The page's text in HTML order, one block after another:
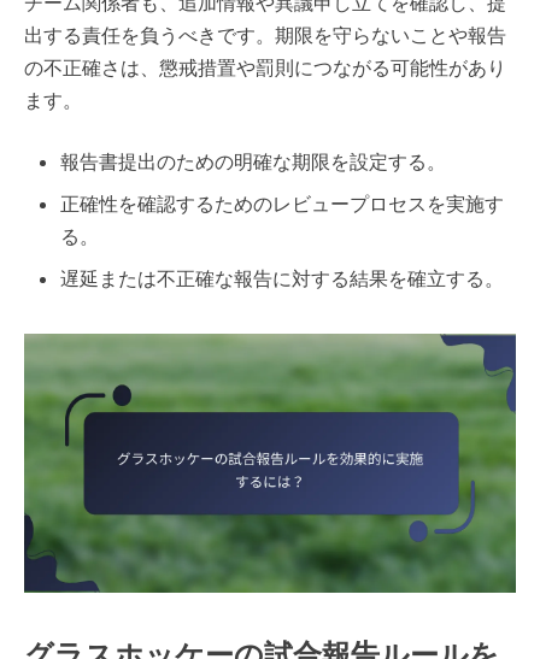
出する責任を負うべきです。期限を守らないことや報告
の不正確さは、懲戒措置や罰則につながる可能性があり
ます。
報告書提出のための明確な期限を設定する。
正確性を確認するためのレビュープロセスを実施す
る。
遅延または不正確な報告に対する結果を確立する。